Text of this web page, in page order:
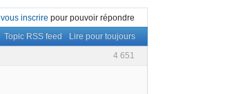
vous inscrire pour pouvoir répondre
Topic RSS feed
Lire pour toujours
4 651